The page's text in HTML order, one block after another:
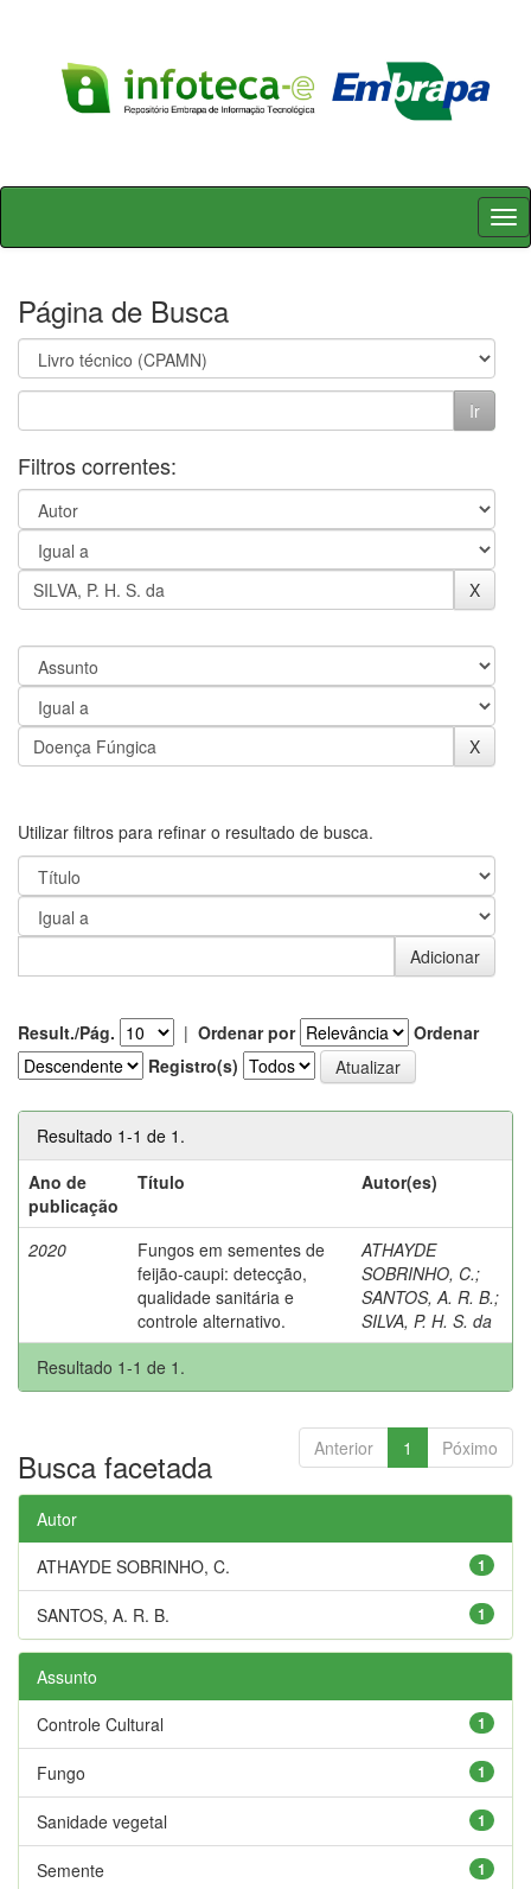
Skip
Página de Busca
Filtros correntes:
Utilizar filtros para refinar o resultado de busca.
Result./Pág. | Ordenar por
Ordenar
Registro(s)
Resultado 1-1 de 1.
Ano de
publicação
Título Autor(es)
2020
Fungos em sementes de
feijão-caupi: detecção,
qualidade sanitária e
controle alternativo.
ATHAYDE
SOBRINHO, C.;
SANTOS, A. R. B.;
SILVA, P. H. S. da
Resultado 1-1 de 1.
Anterior 1 Póximo
Busca facetada
Autor
1
ATHAYDE SOBRINHO, C.
1
SANTOS, A. R. B.
Assunto
1
Controle Cultural
1
Fungo
1
Sanidade vegetal
1
Semente